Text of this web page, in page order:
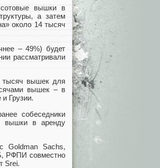
вышки в
а затем
около 14 тысяч
– 49%) будет
рассматривали
тысяч вышек для
вышек – в
Грузии.
собеседники
вышки в аренду
Goldman Sachs,
РФПИ совместно
Srei.